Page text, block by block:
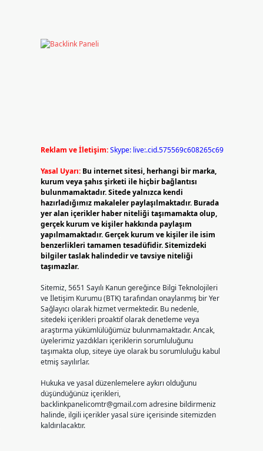
Reklam ve İletişim:Skype: live:.cid.575569c608265c69
Yasal Uyarı: Bu internet sitesi, herhangi bir marka,
kurum veya şahıs şirketi ile hiçbir bağlantısı
bulunmamaktadır. Sitede yalnızca kendi
hazırladığımız makaleler paylaşılmaktadır. Burada
yer alan içerikler haber niteliği taşımamakta olup,
gerçek kurum ve kişiler hakkında paylaşım
yapılmamaktadır. Gerçek kurum ve kişiler ile isim
benzerlikleri tamamen tesadüfidir. Sitemizdeki
bilgiler taslak halindedir ve tavsiye niteliği
taşımazlar.
Sitemiz, 5651 Sayılı Kanun gereğince Bilgi Teknolojileri
ve İletişim Kurumu (BTK) tarafından onaylanmış bir Yer
Sağlayıcı olarak hizmet vermektedir. Bu nedenle,
sitedeki içerikleri proaktif olarak denetleme veya
araştırma yükümlülüğümüz bulunmamaktadır. Ancak,
üyelerimiz yazdıkları içeriklerin sorumluluğunu
taşımakta olup, siteye üye olarak bu sorumluluğu kabul
etmiş sayılırlar.
Hukuka ve yasal düzenlemelere aykırı olduğunu
düşündüğünüz içerikleri,
backlinkpanelicomtr@gmail.comadresine bildirmeniz
halinde, ilgili içerikler yasal süre içerisinde sitemizden
kaldırılacaktır.